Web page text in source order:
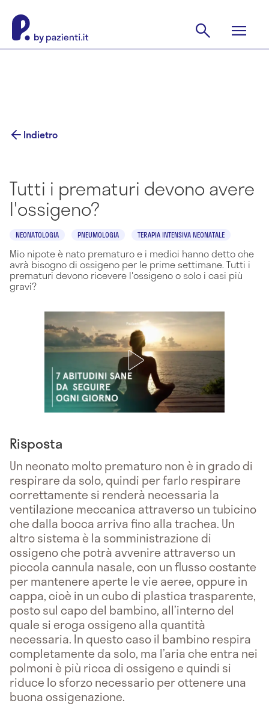
Indietro
Tutti i prematuri devono avere
l'ossigeno?
NEONATOLOGIA PNEUMOLOGIA TERAPIA INTENSIVA NEONATALE
Mio nipote è nato prematuro e i medici hanno detto che
avrà bisogno di ossigeno per le prime settimane. Tutti i
prematuri devono ricevere l'ossigeno o solo i casi più
gravi?
Risposta
Un neonato molto prematuro non è in grado di
respirare da solo, quindi per farlo respirare
correttamente si renderà necessaria la
ventilazione meccanica attraverso un tubicino
che dalla bocca arriva fino alla trachea. Un
altro sistema è la somministrazione di
ossigeno che potrà avvenire attraverso un
piccola cannula nasale, con un flusso costante
per mantenere aperte le vie aeree, oppure in
cappa, cioè in un cubo di plastica trasparente,
posto sul capo del bambino, all’interno del
quale si eroga ossigeno alla quantità
necessaria. In questo caso il bambino respira
completamente da solo, ma l’aria che entra nei
polmoni è più ricca di ossigeno e quindi si
riduce lo sforzo necessario per ottenere una
buona ossigenazione.